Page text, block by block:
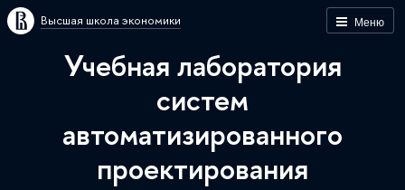
Меню
Высшая школа экономики
Учебная лаборатория
систем
автоматизированного
проектирования